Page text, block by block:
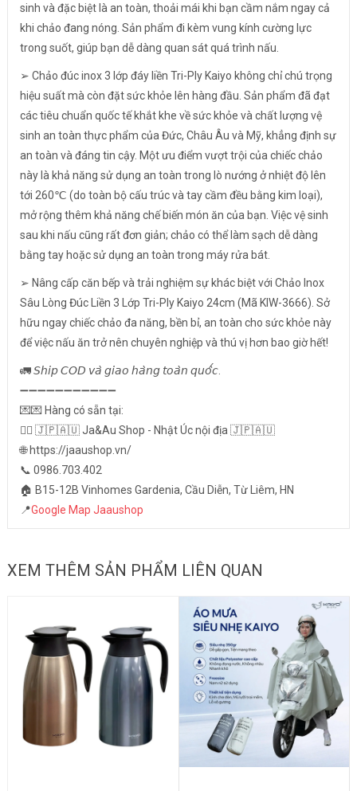
sinh và đặc biệt là an toàn, thoải mái khi bạn cầm nắm ngay cả
khi chảo đang nóng. Sản phẩm đi kèm vung kính cường lực
trong suốt, giúp bạn dễ dàng quan sát quá trình nấu.
➢ Chảo đúc inox 3 lớp đáy liền Tri-Ply Kaiyo không chỉ chú trọng
hiệu suất mà còn đặt sức khỏe lên hàng đầu. Sản phẩm đã đạt
các tiêu chuẩn quốc tế khắt khe về sức khỏe và chất lượng vệ
sinh an toàn thực phẩm của Đức, Châu Âu và Mỹ, khẳng định sự
an toàn và đáng tin cậy. Một ưu điểm vượt trội của chiếc chảo
này là khả năng sử dụng an toàn trong lò nướng ở nhiệt độ lên
tới 260℃ (do toàn bộ cấu trúc và tay cầm đều bằng kim loại),
mở rộng thêm khả năng chế biến món ăn của bạn. Việc vệ sinh
sau khi nấu cũng rất đơn giản; chảo có thể làm sạch dễ dàng
bằng tay hoặc sử dụng an toàn trong máy rửa bát.
➢ Nâng cấp căn bếp và trải nghiệm sự khác biệt với Chảo Inox
Sâu Lòng Đúc Liền 3 Lớp Tri-Ply Kaiyo 24cm (Mã KIW-3666). Sở
hữu ngay chiếc chảo đa năng, bền bỉ, an toàn cho sức khỏe này
để việc nấu ăn trở nên chuyên nghiệp và thú vị hơn bao giờ hết!
🚛 𝘚𝘩𝘪𝘱 𝘊𝘖𝘋 𝘷𝘢̀ 𝘨𝘪𝘢𝘰 𝘩𝘢̀𝘯𝘨 𝘵𝘰𝘢̀𝘯 𝘲𝘶𝘰̂́𝘤.
➖➖➖➖➖➖➖➖➖➖➖
💌💌 Hàng có sẵn tại:
👉🏻 🇯🇵🇦🇺 Ja&Au Shop - Nhật Úc nội địa 🇯🇵🇦🇺
🌐 https://jaaushop.vn/
📞 0986.703.402
🏠 B15-12B Vinhomes Gardenia, Cầu Diễn, Từ Liêm, HN
📍Google Map Jaaushop
XEM THÊM SẢN PHẨM LIÊN QUAN